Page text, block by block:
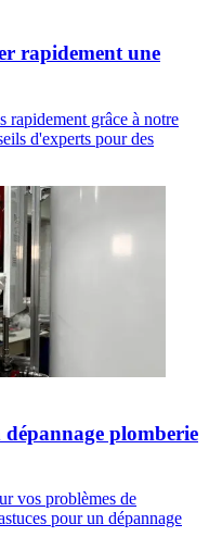
rapidement une
rapidement grâce à notre
d'experts pour des
dépannage plomberie
vos problèmes de
pour un dépannage